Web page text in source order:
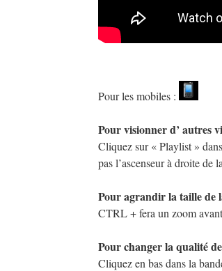
Pour les mobiles :
Pour visionner d’ autres
Cliquez sur « Playlist »
pas l’ascenseur à droite de
Pour agrandir la taille de
CTRL + fera un zoom
Pour changer la qualité
Cliquez en bas dans la